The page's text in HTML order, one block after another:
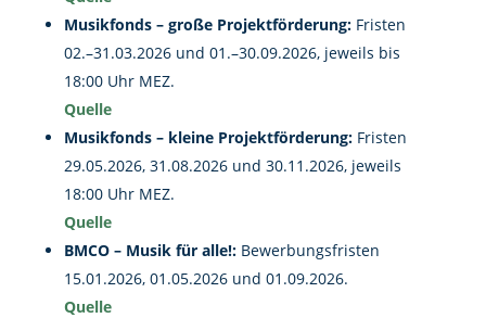
Musikfonds – große Projektförderung:Fristen
02.–31.03.2026 und 01.–30.09.2026, jeweils bis
18:00 Uhr MEZ.
Quelle
Musikfonds – kleine Projektförderung:Fristen
29.05.2026, 31.08.2026 und 30.11.2026, jeweils
18:00 Uhr MEZ.
Quelle
BMCO – Musik für alle!:Bewerbungsfristen
15.01.2026, 01.05.2026 und 01.09.2026.
Quelle